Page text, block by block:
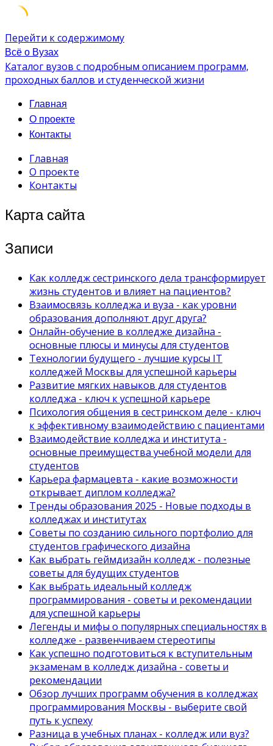
Перейти к содержимому
Всё о Вузах
Каталог вузов с подробным описанием программ,
проходных баллов и студенческой жизни
Главная
О проекте
Контакты
Главная
О проекте
Контакты
Карта сайта
Записи
Как колледж сестринского дела трансформирует
жизнь студентов и влияет на пациентов?
Взаимосвязь колледжа и вуза - как уровни
образования дополняют друг друга?
Онлайн-обучение в колледже дизайна -
основные плюсы и минусы для студентов
Технологии будущего - лучшие курсы IT
колледжей Москвы для успешной карьеры
Развитие мягких навыков для студентов
колледжа - ключ к успешной карьере
Психология общения в сестринском деле - ключ
к эффективному взаимодействию с пациентами
Взаимодействие колледжа и института -
основные преимущества учебной модели для
студентов
Карьера фармацевта - какие возможности
открывает диплом колледжа?
Тренды образования 2025 - Новые подходы в
колледжах и институтах
Советы по созданию сильного портфолио для
студентов графического дизайна
Как выбрать геймдизайн колледж - полезные
советы для будущих студентов
Как выбрать идеальный колледж
программирования - советы и рекомендации
для успешной карьеры
Легенды и мифы о популярных специальностях в
колледже - развенчиваем стереотипы
Как успешно подготовиться к вступительным
экзаменам в колледж дизайна - советы и
рекомендации
Обзор лучших программ обучения в колледжах
программирования Москвы - выберите свой
путь к успеху
Разница в учебных планах - колледж или вуз?